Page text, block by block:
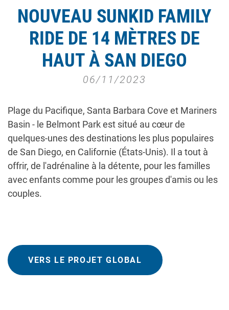
NOUVEAU SUNKID FAMILY
RIDE DE 14 MÈTRES DE
HAUT À SAN DIEGO
06/11/2023
Plage du Pacifique, Santa Barbara Cove et Mariners
Basin - le Belmont Park est situé au cœur de
quelques-unes des destinations les plus populaires
de San Diego, en Californie (États-Unis). Il a tout à
offrir, de l'adrénaline à la détente, pour les familles
avec enfants comme pour les groupes d'amis ou les
couples.
VERS LE PROJET GLOBAL